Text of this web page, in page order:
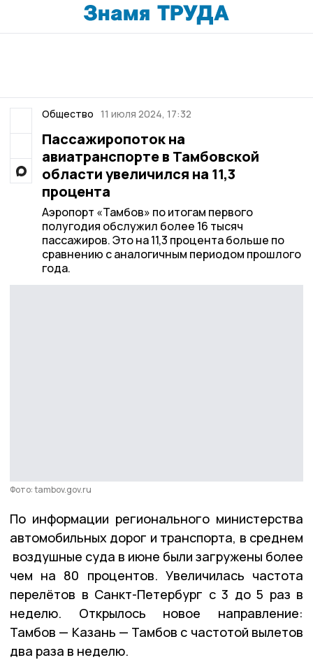
Общество 11 июля 2024, 17:32
Пассажиропоток на
авиатранспорте в Тамбовской
области увеличился на 11,3
процента
Аэропорт «Тамбов» по итогам первого
полугодия обслужил более 16 тысяч
пассажиров. Это на 11,3 процента больше по
сравнению с аналогичным периодом прошлого
года.
Фото: tambov.gov.ru
По информации регионального министерства
автомобильных дорог и транспорта, в среднем
воздушные суда в июне были загружены более
чем на 80 процентов. Увеличилась частота
перелётов в Санкт-Петербург с 3 до 5 раз в
неделю. Открылось новое направление:
Тамбов — Казань — Тамбов с частотой вылетов
два раза в неделю.